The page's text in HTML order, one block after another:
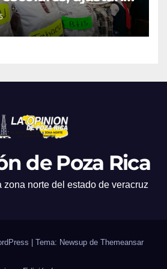
de Poza Rica
zona norte del estado de veracruz
| Tema: Newsup de Themeansar